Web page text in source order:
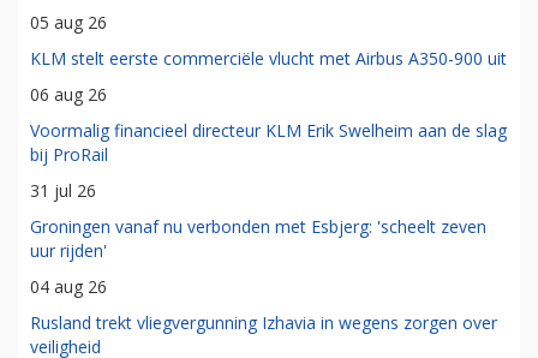
05 aug 26
KLM stelt eerste commerciële vlucht met Airbus A350-900 uit
06 aug 26
Voormalig financieel directeur KLM Erik Swelheim aan de slag
bij ProRail
31 jul 26
Groningen vanaf nu verbonden met Esbjerg: 'scheelt zeven
uur rijden'
04 aug 26
Rusland trekt vliegvergunning Izhavia in wegens zorgen over
veiligheid